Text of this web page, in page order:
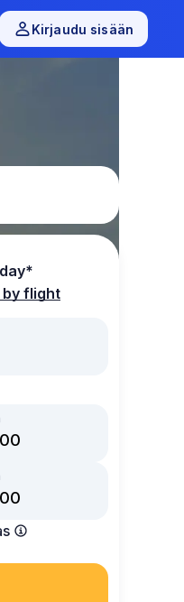
Kirjaudu sisään
by flight